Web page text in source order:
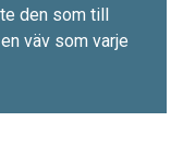
den som till
väv som varje